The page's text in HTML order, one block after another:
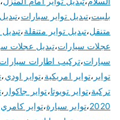
بلبيت،تبديل تواير سيارات،
متنقل،تبديل تواير متنقلة،
عجلات سيارات،تبديل عجلات
سيارات،تركيب اطارات سيارات
تواير ،تواير امريكية،تواير اودي،
تركية،تواير تويوتا،تواير جاكوار ،
2020،تواير سيارة،تواير كامري